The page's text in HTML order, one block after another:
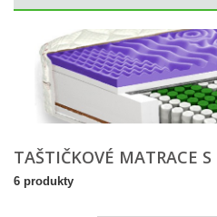
TAŠTIČKOVÉ MATRACE
6 produkty